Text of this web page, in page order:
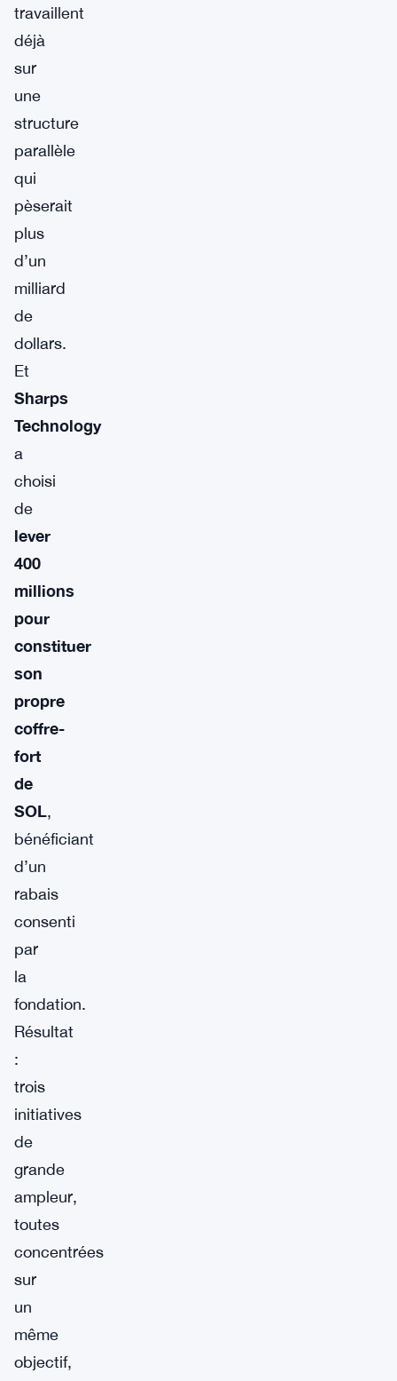
travaillent
déjà
sur
une
structure
parallèle
qui
pèserait
plus
d’un
milliard
de
dollars.
Et
Sharps
Technology
a
choisi
de
lever
400
millions
pour
constituer
son
propre
coffre-
fort
de
SOL,
bénéficiant
d’un
rabais
consenti
par
la
fondation.
Résultat
:
trois
initiatives
de
grande
ampleur,
toutes
concentrées
sur
un
même
objectif,